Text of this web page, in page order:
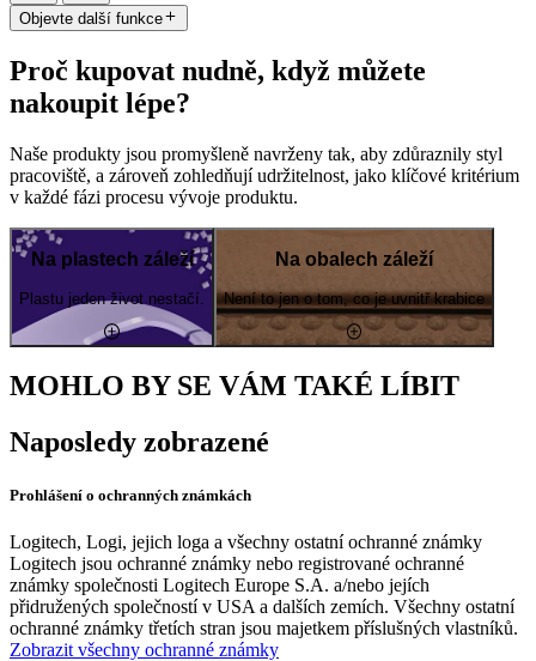
Objevte další funkce
Proč kupovat nudně, když můžete
nakoupit lépe?
Naše produkty jsou promyšleně navrženy tak, aby zdůraznily styl
pracoviště, a zároveň zohledňují udržitelnost, jako klíčové kritérium
v každé fázi procesu vývoje produktu.
Na plastech záleží
Plastu jeden život nestačí.
Na obalech záleží
Není to jen o tom, co je uvnitř krabice
MOHLO BY SE VÁM TAKÉ LÍBIT
Naposledy zobrazené
Prohlášení o ochranných známkách
Logitech, Logi, jejich loga a všechny ostatní ochranné známky
Logitech jsou ochranné známky nebo registrované ochranné
známky společnosti Logitech Europe S.A. a/nebo jejích
přidružených společností v USA a dalších zemích. Všechny ostatní
ochranné známky třetích stran jsou majetkem příslušných vlastníků.
Zobrazit všechny ochranné známky